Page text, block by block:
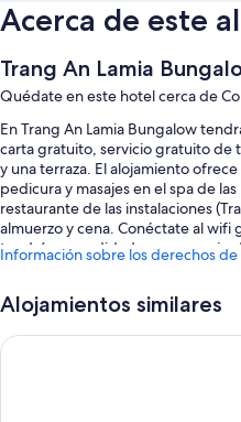
Acerca de este
Trang An Lamia
Quédate en este hotel cerca de
En Trang An Lamia Bungalow
carta gratuito, servicio gratuito de
y una terraza. El alojamiento
pedicura y masajes en el spa de
restaurante de las instalaciones
almuerzo y cena. Conéctate al wifi
tendrás comodidades como un
Una piscina al aire libre
Información sobre los derechos
Alojamientos similares
Tam Coc Luxury Homestay